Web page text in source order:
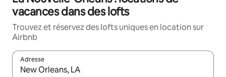
vacances dans des lofts
Trouvez et réservez des lofts uniques en location sur
Airbnb
Adresse
Lorsque les résultats s'affichent, utilisez les flèches vers le